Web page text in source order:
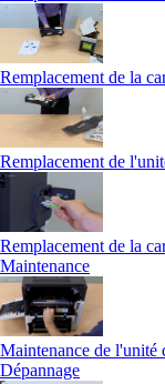
Remplacement de la
Remplacement de
Remplacement de la
Maintenance
Maintenance de l'unité
Dépannage